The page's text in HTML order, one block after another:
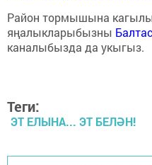
Район тормышына
яңалыкларыбызны
каналыбызда да укыгыз.
Теги:
ЭТ ЕЛЫНА... ЭТ БЕЛӘН!